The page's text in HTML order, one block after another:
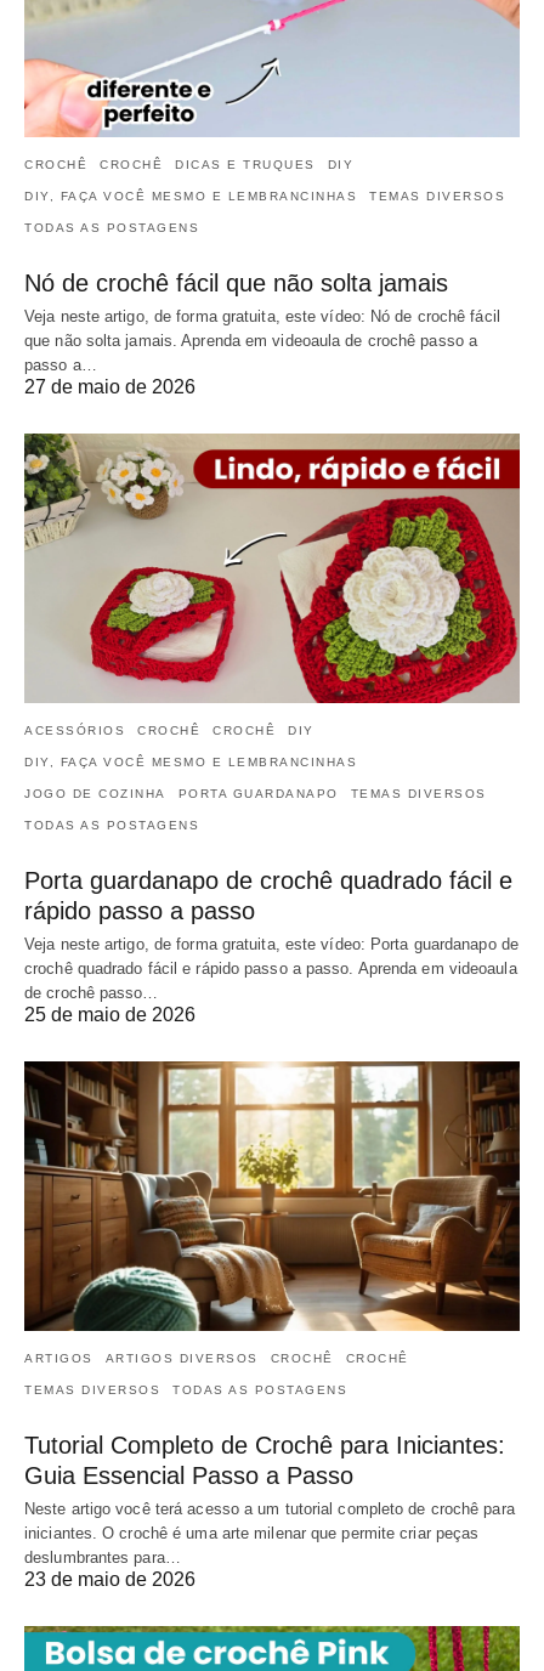
CROCHÊ CROCHÊ DICAS E TRUQUES DIY
DIY, FAÇA VOCÊ MESMO E LEMBRANCINHAS TEMAS DIVERSOS
TODAS AS POSTAGENS
Nó de crochê fácil que não solta jamais
Veja neste artigo, de forma gratuita, este vídeo: Nó de crochê fácil
que não solta jamais. Aprenda em videoaula de crochê passo a
passo a…
27 de maio de 2026
ACESSÓRIOS CROCHÊ CROCHÊ DIY
DIY, FAÇA VOCÊ MESMO E LEMBRANCINHAS
JOGO DE COZINHA PORTA GUARDANAPO TEMAS DIVERSOS
TODAS AS POSTAGENS
Porta guardanapo de crochê quadrado fácil e
rápido passo a passo
Veja neste artigo, de forma gratuita, este vídeo: Porta guardanapo de
crochê quadrado fácil e rápido passo a passo. Aprenda em videoaula
de crochê passo…
25 de maio de 2026
ARTIGOS ARTIGOS DIVERSOS CROCHÊ CROCHÊ
TEMAS DIVERSOS TODAS AS POSTAGENS
Tutorial Completo de Crochê para Iniciantes:
Guia Essencial Passo a Passo
Neste artigo você terá acesso a um tutorial completo de crochê para
iniciantes. O crochê é uma arte milenar que permite criar peças
deslumbrantes para…
23 de maio de 2026